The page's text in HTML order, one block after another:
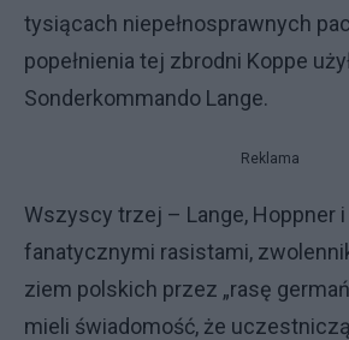
tysiącach niepełnosprawnych
popełnienia tej zbrodni Koppe
Sonderkommando Lange.
Reklama
Wszyscy trzej – Lange, Hoppner i
fanatycznymi rasistami,
ziem polskich przez „rasę
mieli świadomość, że